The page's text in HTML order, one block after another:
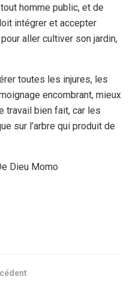
homme public, et de
intégrer et accepter
aller cultiver son jardin,
toutes les injures, les
encombrant, mieux
travail bien fait, car les
sur l’arbre qui produit de
Dieu Momo